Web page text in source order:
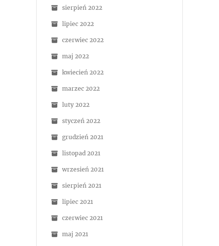
sierpień 2022
lipiec 2022
czerwiec 2022
maj 2022
kwiecień 2022
marzec 2022
luty 2022
styczeń 2022
grudzień 2021
listopad 2021
wrzesień 2021
sierpień 2021
lipiec 2021
czerwiec 2021
maj 2021